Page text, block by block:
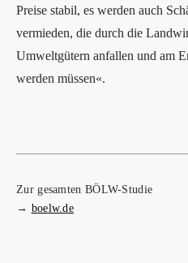
Prei­se sta­bil, es wer­den auch
ver­mie­den, die durch die
Umwelt­gü­tern anfal­len und am
wer­den müssen«.
Zur gesam­ten BÖLW-Stu­die
→ boelw.de